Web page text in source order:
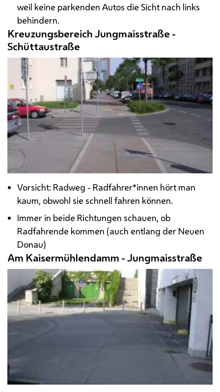
weil keine parkenden Autos die Sicht nach links
behindern.
Kreuzungsbereich Jungmaisstraße -
Schüttaustraße
Vorsicht: Radweg - Radfahrer*innen hört man
kaum, obwohl sie schnell fahren können.
Immer in beide Richtungen schauen, ob
Radfahrende kommen (auch entlang der Neuen
Donau)
Am Kaisermühlendamm - Jungmaisstraße